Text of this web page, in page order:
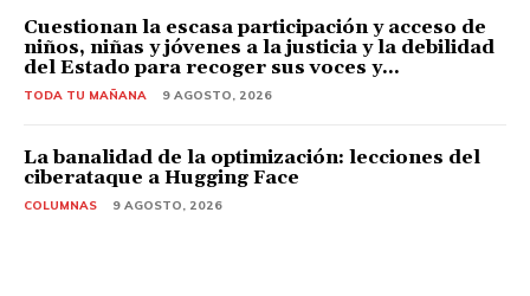
Cuestionan la escasa participación y acceso de
niños, niñas y jóvenes a la justicia y la debilidad
del Estado para recoger sus voces y...
TODA TU MAÑANA 9 AGOSTO, 2026
La banalidad de la optimización: lecciones del
ciberataque a Hugging Face
COLUMNAS 9 AGOSTO, 2026